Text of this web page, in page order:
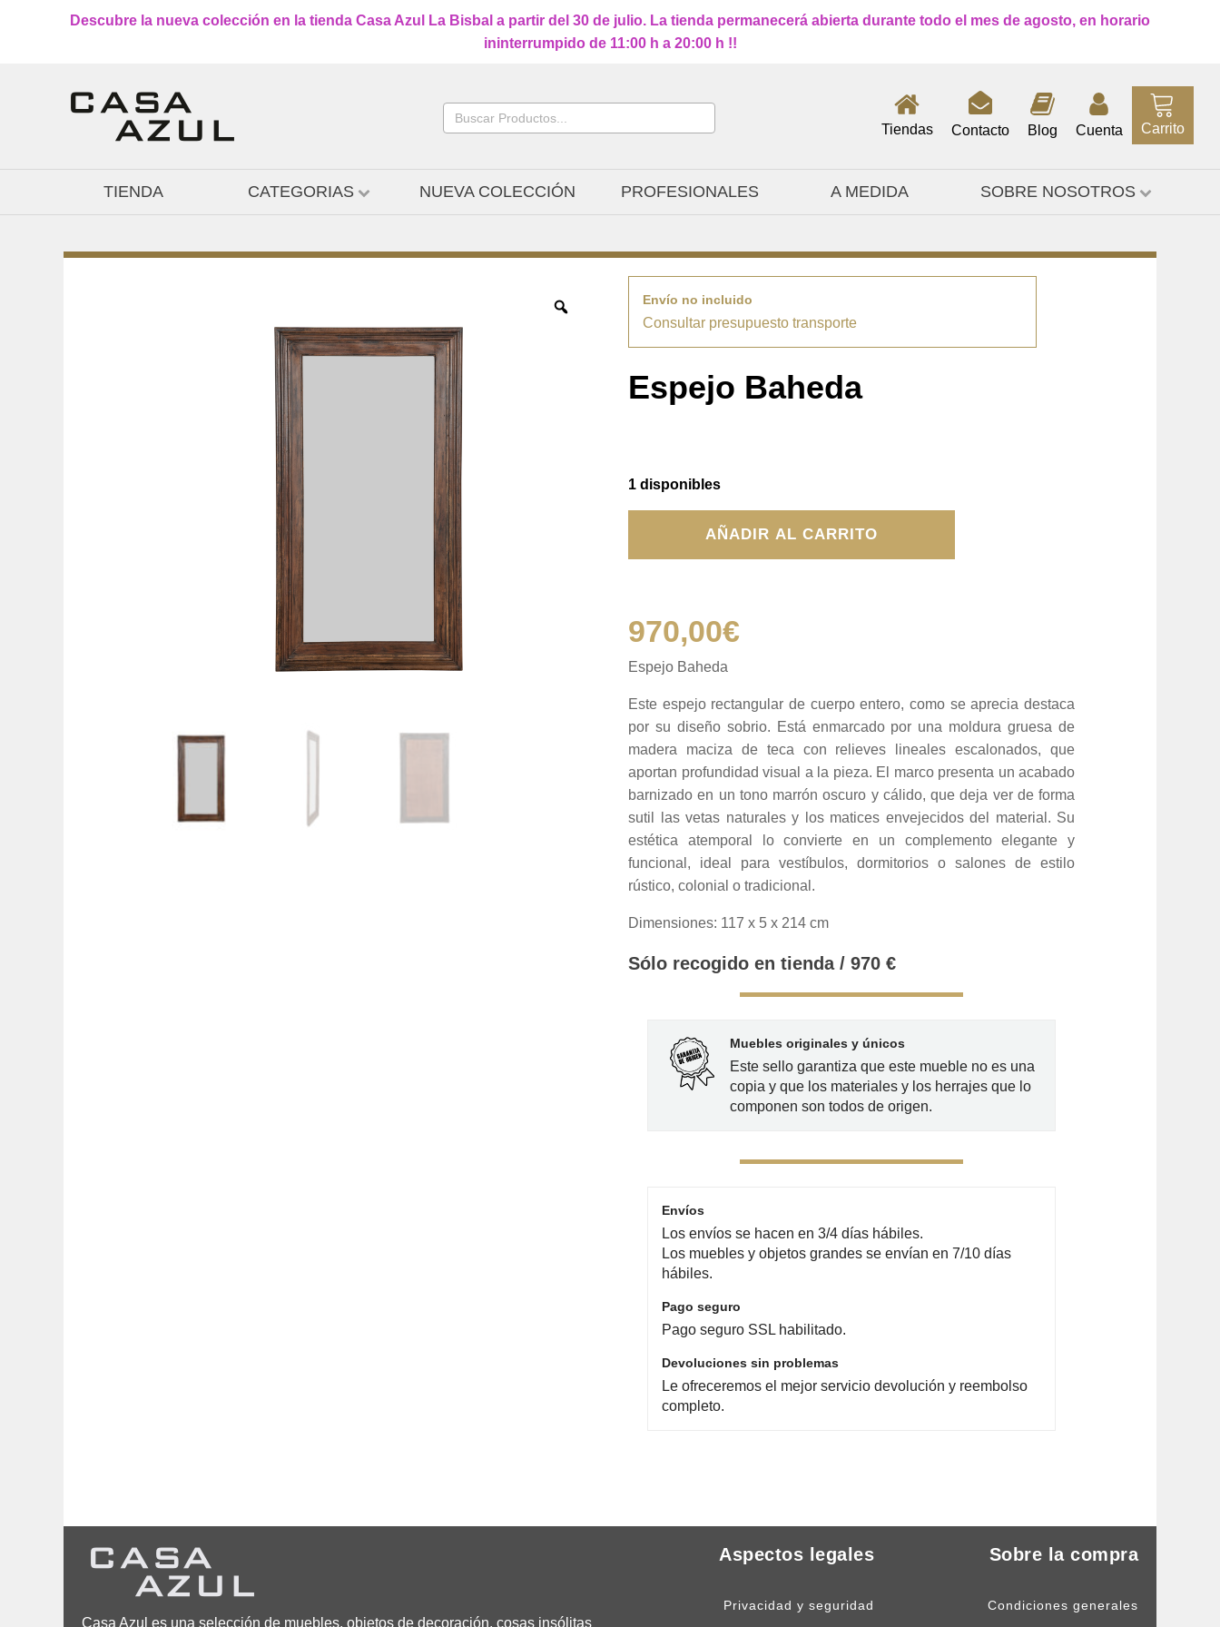
Descubre la nueva colección en la tienda Casa Azul La Bisbal a partir del 30 de julio. La tienda permanecerá abierta durante todo el mes de agosto, en horario
ininterrumpido de 11:00 h a 20:00 h !!
Buscar:
Tiendas Contacto Blog Cuenta Carrito
TIENDA CATEGORIAS NUEVA COLECCIÓN PROFESIONALES A MEDIDA SOBRE NOSOTROS
Envío no incluido
Consultar presupuesto transporte
Espejo Baheda
1 disponibles
cantidad
AÑADIR AL CARRITO
970,00€
Espejo Baheda
Este espejo rectangular de cuerpo entero, como se aprecia destaca
por su diseño sobrio. Está enmarcado por una moldura gruesa de
madera maciza de teca con relieves lineales escalonados, que
aportan profundidad visual a la pieza. El marco presenta un acabado
barnizado en un tono marrón oscuro y cálido, que deja ver de forma
sutil las vetas naturales y los matices envejecidos del material. Su
estética atemporal lo convierte en un complemento elegante y
funcional, ideal para vestíbulos, dormitorios o salones de estilo
rústico, colonial o tradicional.
Dimensiones: 117 x 5 x 214 cm
Sólo recogido en tienda / 970 €
Muebles originales y únicos
Este sello garantiza que este mueble no es una
copia y que los materiales y los herrajes que lo
componen son todos de origen.
Envíos
Los envíos se hacen en 3/4 días hábiles.
Los muebles y objetos grandes se envían en 7/10 días
hábiles.
Pago seguro
Pago seguro SSL habilitado.
Devoluciones sin problemas
Le ofreceremos el mejor servicio devolución y reembolso
completo.
Casa Azul es una selección de muebles, objetos de decoración, cosas insólitas
Aspectos legales
Privacidad y seguridad
Sobre la compra
Condiciones generales